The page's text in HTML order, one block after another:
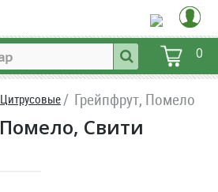
0
Цитрусовые Грейпфрут, Помело
Свити